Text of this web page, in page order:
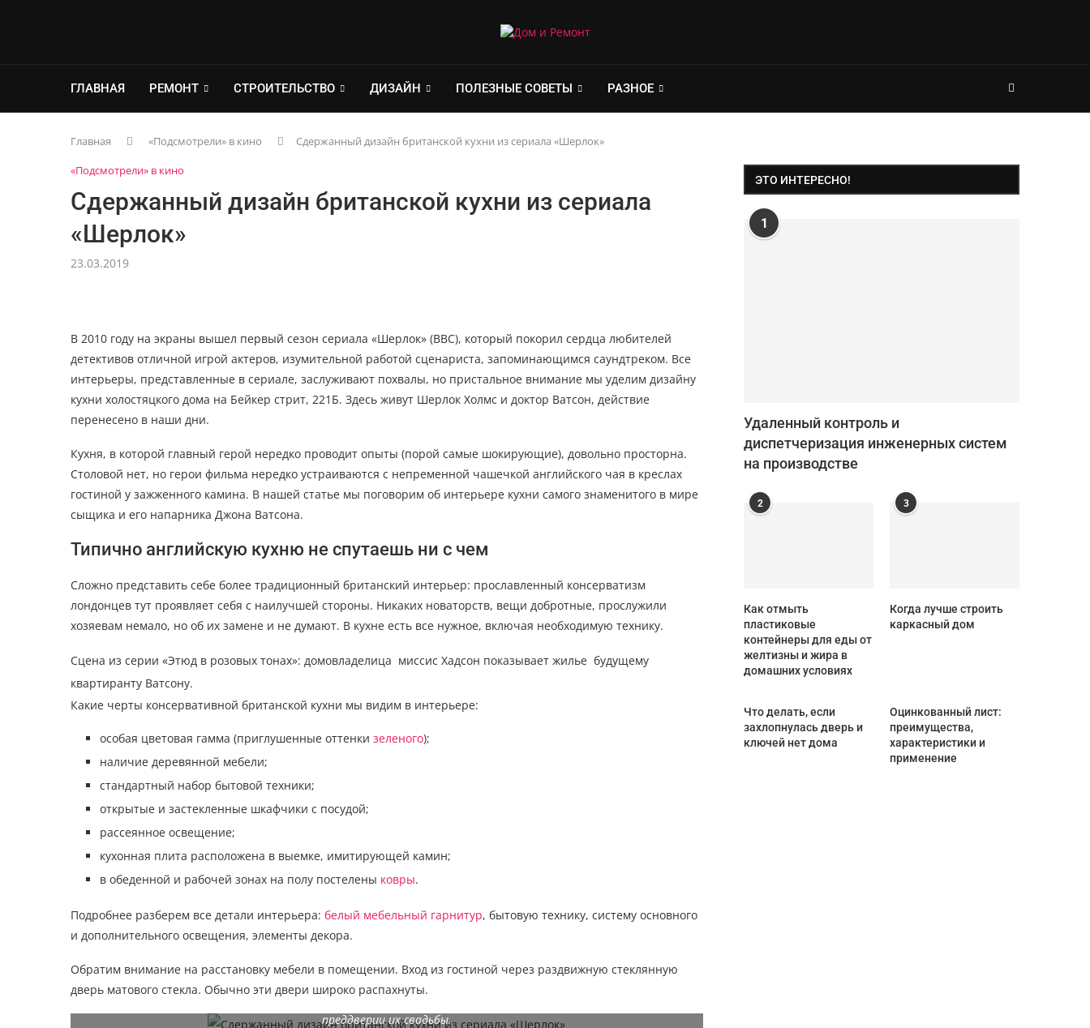
ГЛАВНАЯ РЕМОНТ СТРОИТЕЛЬСТВО ДИЗАЙН ПОЛЕЗНЫЕ СОВЕТЫ РАЗНОЕ
Главная «Подсмотрели» в кино
Сдержанный дизайн британской кухни из сериала «Шерлок»
«Подсмотрели» в кино
Сдержанный дизайн британской кухни из сериала
«Шерлок»
23.03.2019
В 2010 году на экраны вышел первый сезон сериала «Шерлок» (ВВС), который покорил сердца любителей
детективов отличной игрой актеров, изумительной работой сценариста, запоминающимся саундтреком. Все
интерьеры, представленные в сериале, заслуживают похвалы, но пристальное внимание мы уделим дизайну
кухни холостяцкого дома на Бейкер стрит, 221Б. Здесь живут Шерлок Холмс и доктор Ватсон, действие
перенесено в наши дни.
Кухня, в которой главный герой нередко проводит опыты (порой самые шокирующие), довольно просторна.
Столовой нет, но герои фильма нередко устраиваются с непременной чашечкой английского чая в креслах
гостиной у зажженного камина. В нашей статье мы поговорим об интерьере кухни самого знаменитого в мире
сыщика и его напарника Джона Ватсона.
Типично английскую кухню не спутаешь ни с чем
Сложно представить себе более традиционный британский интерьер: прославленный консерватизм
лондонцев тут проявляет себя с наилучшей стороны. Никаких новаторств, вещи добротные, прослужили
хозяевам немало, но об их замене и не думают. В кухне есть все нужное, включая необходимую технику.
Сцена из серии «Этюд в розовых тонах»: домовладелица миссис Хадсон показывает жилье будущему
квартиранту Ватсону.
Какие черты консервативной британской кухни мы видим в интерьере:
особая цветовая гамма (приглушенные оттенки зеленого);
наличие деревянной мебели;
стандартный набор бытовой техники;
открытые и застекленные шкафчики с посудой;
рассеянное освещение;
кухонная плита расположена в выемке, имитирующей камин;
в обеденной и рабочей зонах на полу постелены ковры.
Подробнее разберем все детали интерьера: белый мебельный гарнитур, бытовую технику, систему основного
и дополнительного освещения, элементы декора.
Обратим внимание на расстановку мебели в помещении. Вход из гостиной через раздвижную стеклянную
дверь матового стекла. Обычно эти двери широко распахнуты.
преддверии их свадьбы.
ЭТО ИНТЕРЕСНО!
1
Удаленный контроль и
диспетчеризация инженерных систем
на производстве
2
Как отмыть
пластиковые
контейнеры для еды от
желтизны и жира в
домашних условиях
3
Когда лучше строить
каркасный дом
Что делать, если
захлопнулась дверь и
ключей нет дома
Оцинкованный лист:
преимущества,
характеристики и
применение